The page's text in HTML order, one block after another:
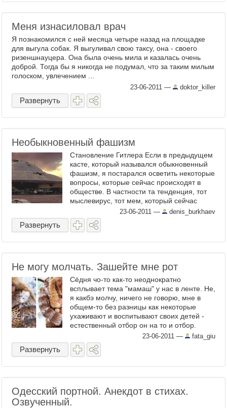
Меня изнасиловал врач
Я познакомился с ней месяца четыре назад на площадке
для выгула собак. Я выгуливал свою таксу, она - своего
ризеншнауцера. Она была очень мила и казалась очень
доброй. Тогда бы я никогда не подумал, что за таким милым
голоском, увлечением ...
23-06-2011 — doktor_killer
Развернуть
Необыкновенный фашизм
Становление Гитлера Если в предыдущем
касте, который назывался обыкновенный
фашизм, я постарался осветить некоторые
вопросы, которые сейчас происходят в
обществе. В частности та тенденция, тот
мыслевирус, тот мем, который сейчас
23-06-2011 — denis_burkhaev
Развернуть
Не могу молчать. Зашейте мне рот
Сёдня чо-то как-то неоднократно
всплывает тема "мамаш" у нас в ленте. Не,
я какбэ молчу, ничего не говорю, мне в
общем-то без разницы как некоторые
ухаживают и воспитывают своих детей -
естественный отбор он на то и отбор.
Естественный... А тут мне в ...
23-06-2011 — fata_giu
Развернуть
Одесский портной. Анекдот в стихах.
Озвученный.